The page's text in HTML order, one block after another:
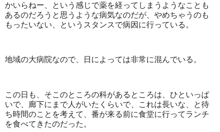
かいらねー、という感じで薬を経ってしまうようなことも
あるのだろうと思うような病気なのだが、やめちゃうのも
もったいない、というスタンスで病因に行っている。
地域の大病院なので、日によっては非常に混んでいる。
この日も、そこのところの科があるところは、ひといっぱ
いで、廊下にまで人がいたくらいで、これは長いな、と待
ち時間のことを考えて、番が来る前に食堂に行ってランチ
を食べてきたのだった。